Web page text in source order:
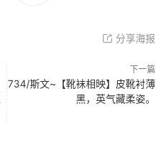
分享海报
下一篇
734/斯文~【靴袜相映】皮靴衬薄
黑，英气藏柔姿。